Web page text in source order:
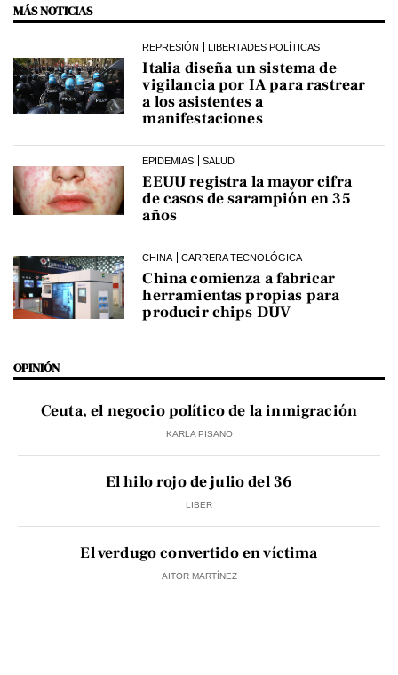
MÁS NOTICIAS
REPRESIÓN LIBERTADES POLÍTICAS
Italia diseña un sistema de
vigilancia por IA para rastrear
a los asistentes a
manifestaciones
EPIDEMIAS SALUD
EEUU registra la mayor cifra
de casos de sarampión en 35
años
CHINA CARRERA TECNOLÓGICA
China comienza a fabricar
herramientas propias para
producir chips DUV
OPINIÓN
Ceuta, el negocio político de la inmigración
KARLA PISANO
El hilo rojo de julio del 36
LIBER
El verdugo convertido en víctima
AITOR MARTÍNEZ